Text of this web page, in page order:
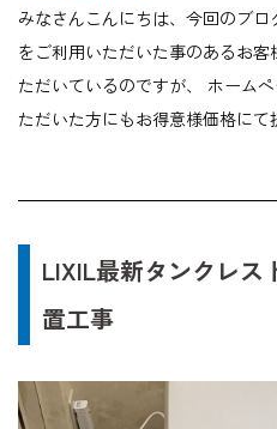
みなさんこんにちは、今回のブ
をご利用いただいた事のあるお
ただいているのですが、 ホーム
ただいた方にもお得意様価格に
LIXIL最新タンクレス
置工事